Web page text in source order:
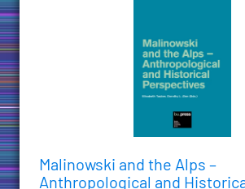
Malinowski and the Alps –
Anthropological and